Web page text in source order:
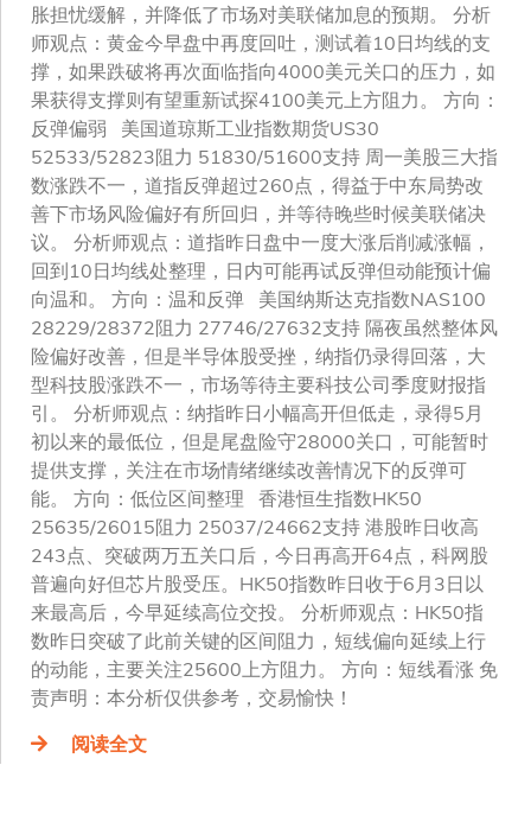
胀担忧缓解，并降低了市场对美联储加息的预期。 分析
师观点：黄金今早盘中再度回吐，测试着10日均线的支
撑，如果跌破将再次面临指向4000美元关口的压力，如
果获得支撑则有望重新试探4100美元上方阻力。 方向：
反弹偏弱 美国道琼斯工业指数期货US30
52533/52823阻力 51830/51600支持 周一美股三大指
数涨跌不一，道指反弹超过260点，得益于中东局势改
善下市场风险偏好有所回归，并等待晚些时候美联储决
议。 分析师观点：道指昨日盘中一度大涨后削减涨幅，
回到10日均线处整理，日内可能再试反弹但动能预计偏
向温和。 方向：温和反弹 美国纳斯达克指数NAS100
28229/28372阻力 27746/27632支持 隔夜虽然整体风
险偏好改善，但是半导体股受挫，纳指仍录得回落，大
型科技股涨跌不一，市场等待主要科技公司季度财报指
引。 分析师观点：纳指昨日小幅高开但低走，录得5月
初以来的最低位，但是尾盘险守28000关口，可能暂时
提供支撑，关注在市场情绪继续改善情况下的反弹可
能。 方向：低位区间整理 香港恒生指数HK50
25635/26015阻力 25037/24662支持 港股昨日收高
243点、突破两万五关口后，今日再高开64点，科网股
普遍向好但芯片股受压。HK50指数昨日收于6月3日以
来最高后，今早延续高位交投。 分析师观点：HK50指
数昨日突破了此前关键的区间阻力，短线偏向延续上行
的动能，主要关注25600上方阻力。 方向：短线看涨 免
责声明：本分析仅供参考，交易愉快！
阅读全文